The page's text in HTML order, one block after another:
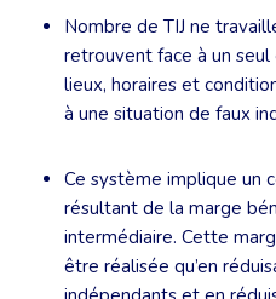
Nombre de TIJ ne
retrouvent face à un
lieux, horaires et
à une situation de faux
Ce système implique un
résultant de la marge
intermédiaire. Cette
être réalisée qu’en